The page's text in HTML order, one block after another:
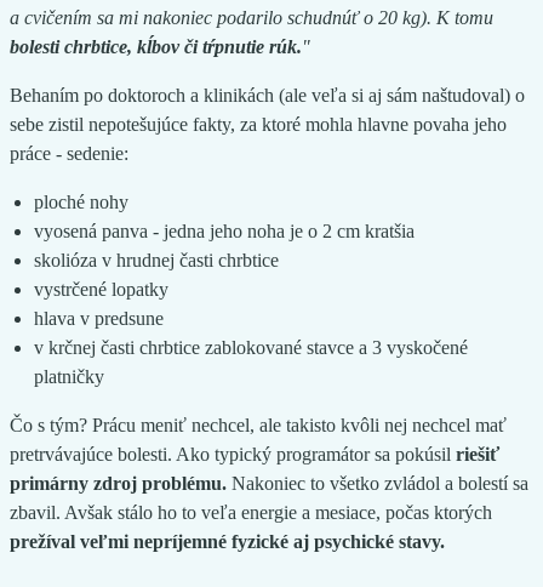
a cvičením sa mi nakoniec podarilo schudnúť o 20 kg). K tomu
bolesti chrbtice, kĺbov či tŕpnutie rúk."
Behaním po doktoroch a klinikách (ale veľa si aj sám naštudoval) o
sebe zistil nepotešujúce fakty, za ktoré mohla hlavne povaha jeho
práce - sedenie:
ploché nohy
vyosená panva - jedna jeho noha je o 2 cm kratšia
skolióza v hrudnej časti chrbtice
vystrčené lopatky
hlava v predsune
v krčnej časti chrbtice zablokované stavce a 3 vyskočené
platničky
Čo s tým? Prácu meniť nechcel, ale takisto kvôli nej nechcel mať
pretrvávajúce bolesti. Ako typický programátor sa pokúsil riešiť
primárny zdroj problému. Nakoniec to všetko zvládol a bolestí sa
zbavil. Avšak stálo ho to veľa energie a mesiace, počas ktorých
prežíval veľmi nepríjemné fyzické aj psychické stavy.